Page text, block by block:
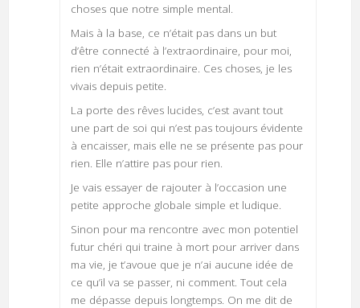
choses que notre simple mental.
Mais à la base, ce n’était pas dans un but
d’être connecté à l’extraordinaire, pour moi,
rien n’était extraordinaire. Ces choses, je les
vivais depuis petite.
La porte des rêves lucides, c’est avant tout
une part de soi qui n’est pas toujours évidente
à encaisser, mais elle ne se présente pas pour
rien. Elle n’attire pas pour rien.
Je vais essayer de rajouter à l’occasion une
petite approche globale simple et ludique.
Sinon pour ma rencontre avec mon potentiel
futur chéri qui traine à mort pour arriver dans
ma vie, je t’avoue que je n’ai aucune idée de
ce qu’il va se passer, ni comment. Tout cela
me dépasse depuis longtemps. On me dit de